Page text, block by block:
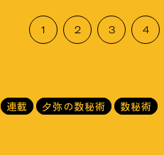
1 2 3 4
連載 夕弥の数秘術 数秘術